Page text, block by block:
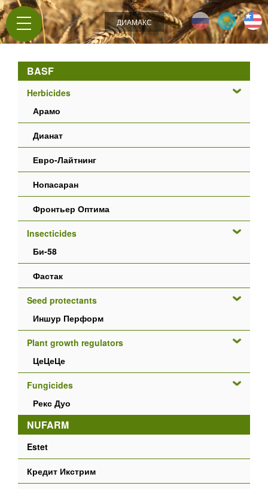
Jump to navigation
ДИАМАКС
BASF
Herbicides
Арамо
Дианат
Евро-Лайтнинг
Нопасаран
Фронтьер Оптима
Insecticides
Би-58
Фастак
Seed protectants
Иншур Перформ
Plant growth regulators
ЦеЦеЦе
Fungicides
Рекс Дуо
NUFARM
Estet
Кредит Икстрим